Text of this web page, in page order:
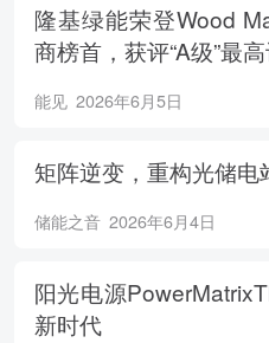
隆基绿能荣登Wood
商榜首，获评“A级”最
能见 2026年6月5日
矩阵逆变，重构光储电
储能之音 2026年6月4日
阳光电源
新时代